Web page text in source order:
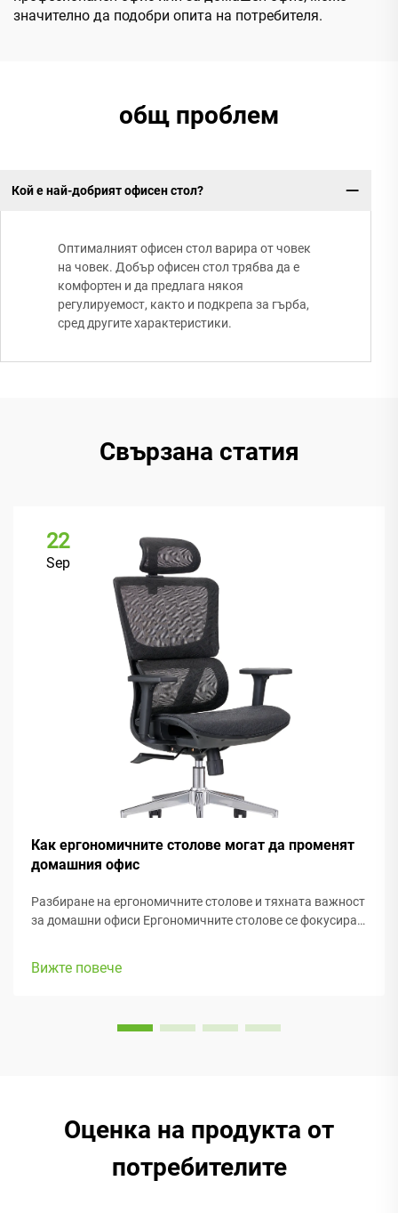
значително да подобри опита на потребителя.
общ проблем
Кой е най-добрият офисен стол?
Оптималният офисен стол варира от човек
на човек. Добър офисен стол трябва да е
комфортен и да предлага някоя
регулируемост, както и подкрепа за гърба,
сред другите характеристики.
Свързана статия
22
Sep
Как ергономичните столове могат да променят
домашния офис
Разбиране на ергономичните столове и тяхната важност
за домашни офиси Ергономичните столове се фокусират
съответстват на различни телосложения и
Вижте повече
Оценка на продукта от
потребителите